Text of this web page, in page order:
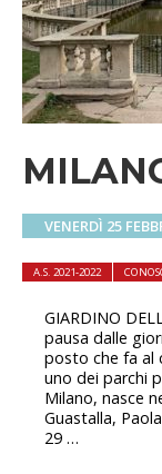
VENERDÌ 25
A.S. 2021-2022
GIARDINO
pausa dalle
posto che fa al
uno dei parchi
Milano, nasce
Guastalla,
29 …